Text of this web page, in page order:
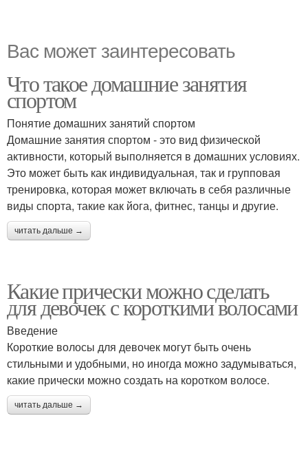
Вас может заинтересовать
Что такое домашние занятия
спортом
Понятие домашних занятий спортом
Домашние занятия спортом - это вид физической
активности, который выполняется в домашних условиях.
Это может быть как индивидуальная, так и групповая
тренировка, которая может включать в себя различные
виды спорта, такие как йога, фитнес, танцы и другие.
читать дальше →
Какие прически можно сделать
для девочек с короткими волосами
Введение
Короткие волосы для девочек могут быть очень
стильными и удобными, но иногда можно задумываться,
какие прически можно создать на коротком волосе.
читать дальше →